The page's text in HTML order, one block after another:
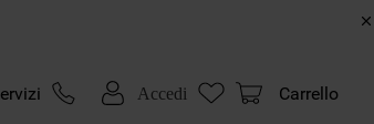
Accedi Carrello